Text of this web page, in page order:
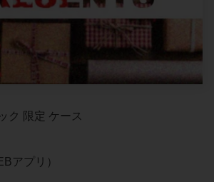
ク 限定 ケース
アプリ）